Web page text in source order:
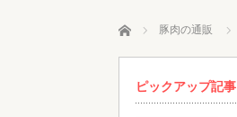
ホーム 豚肉の通販
ピックアップ記事